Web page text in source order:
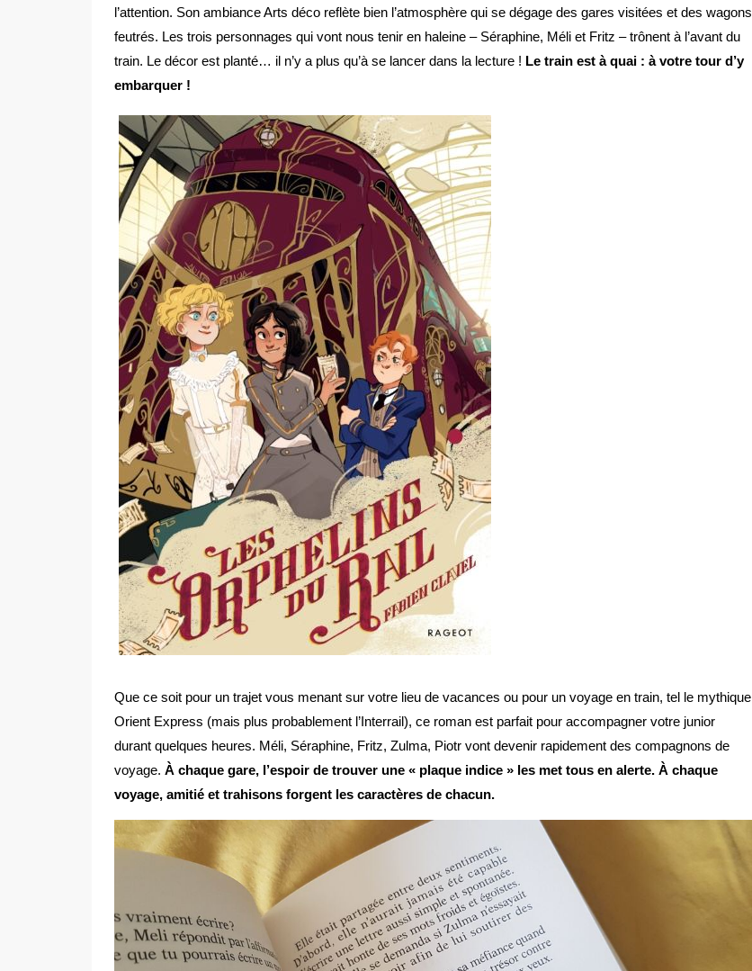
l’attention. Son ambiance Arts déco reflète bien l’atmosphère qui se dégage des gares visitées et des wagons
feutrés. Les trois personnages qui vont nous tenir en haleine – Séraphine, Méli et Fritz – trônent à l’avant du
train. Le décor est planté… il n’y a plus qu’à se lancer dans la lecture ! Le train est à quai : à votre tour d’y
embarquer !
Que ce soit pour un trajet vous menant sur votre lieu de vacances ou pour un voyage en train, tel le mythique
Orient Express (mais plus probablement l’Interrail), ce roman est parfait pour accompagner votre junior
durant quelques heures. Méli, Séraphine, Fritz, Zulma, Piotr vont devenir rapidement des compagnons de
voyage. À chaque gare, l’espoir de trouver une « plaque indice » les met tous en alerte. À chaque
voyage, amitié et trahisons forgent les caractères de chacun.